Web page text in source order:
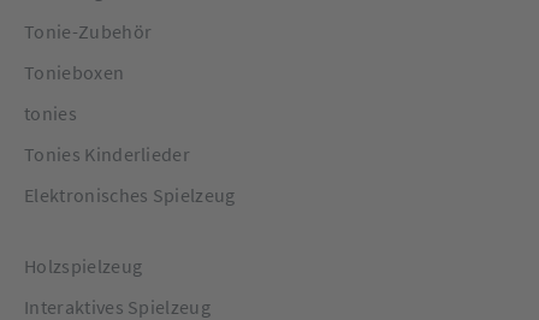
Tonie-Zubehör
Tonieboxen
tonies
Tonies Kinderlieder
Elektronisches Spielzeug
Holzspielzeug
Interaktives Spielzeug